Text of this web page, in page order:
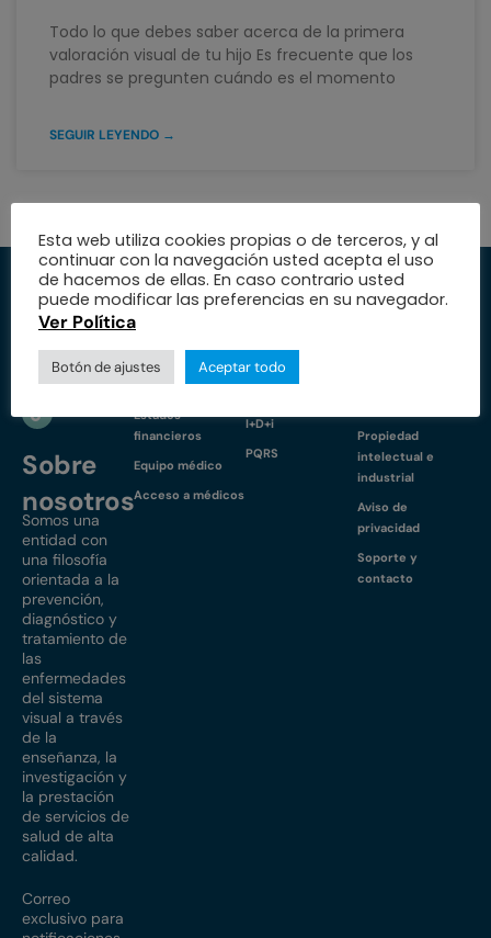
Todo lo que debes saber acerca de la primera
valoración visual de tu hijo Es frecuente que los
padres se pregunten cuándo es el momento
SEGUIR LEYENDO →
Sobre
nosotros
Somos una
entidad con
una filosofía
orientada a la
prevención,
diagnóstico y
tratamiento de
las
enfermedades
del sistema
visual a través
de la
enseñanza, la
investigación y
la prestación
de servicios de
salud de alta
calidad.
Correo
exclusivo para
Institución
Trabaja con
Nuestras sedes
Estados
financieros
Equipo médico
Acceso a médicos
Servicios
Nuestra fundación
I+D+i
PQRS
Medio
Propiedad
intelectual e
industrial
Aviso de
privacidad
Soporte y
contacto
Esta web utiliza cookies propias o de terceros, y al
continuar con la navegación usted acepta el uso
de hacemos de ellas. En caso contrario usted
puede modificar las preferencias en su navegador.
Ver Política
Botón de ajustes Aceptar todo